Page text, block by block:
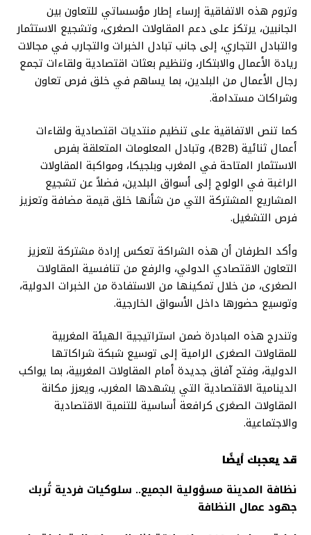
وتروم هذه الاتفاقية إرساء إطار مؤسساتي للتعاون بين
الجانبين، يرتكز على دعم المقاولات الصغرى، وتشجيع الاستثمار
والتبادل التجاري، إلى جانب تبادل الخبرات والتجارب في مجالات
ريادة الأعمال والابتكار، وتنظيم بعثات اقتصادية ولقاءات تجمع
رجال الأعمال من البلدين، بما يساهم في خلق فرص تعاون
وشراكات مستدامة.
كما تنص الاتفاقية على تنظيم منتديات اقتصادية ولقاءات
أعمال ثنائية (B2B)، وتبادل المعلومات المتعلقة بفرص
الاستثمار المتاحة في المغرب وبلجيكا، ومواكبة المقاولات
الراغبة في الولوج إلى أسواق البلدين، فضلاً عن تشجيع
المشاريع المشتركة التي من شأنها خلق قيمة مضافة وتعزيز
فرص التشغيل.
وأكد الطرفان أن هذه الشراكة تعكس إرادة مشتركة لتعزيز
التعاون الاقتصادي الدولي، والرفع من تنافسية المقاولات
الصغرى، من خلال تمكينها من الاستفادة من الخبرات الدولية،
وتوسيع حضورها داخل الأسواق الخارجية.
وتندرج هذه المبادرة ضمن استراتيجية الهيئة المغربية
للمقاولات الصغرى الرامية إلى توسيع شبكة شراكاتها
الدولية، وفتح آفاق جديدة أمام المقاولات المغربية، بما يواكب
الدينامية الاقتصادية التي يشهدها المغرب، ويعزز مكانة
المقاولات الصغرى كرافعة أساسية للتنمية الاقتصادية
والاجتماعية.
قد يعجبك أيضًا
نظافة المدينة مسؤولية الجميع.. سلوكيات فردية تُربك
جهود عمال النظافة